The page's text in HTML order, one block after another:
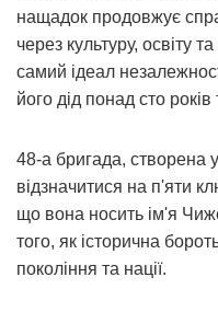
нащадок продовжує
через культуру, освіту
самий ідеал
його дід понад сто років
48-а бригада, створена
відзначитися на п'яти
що вона носить ім'я
того, як історична
покоління та нації.